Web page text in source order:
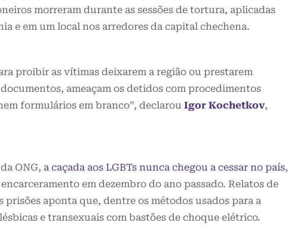
morreram durante as sessões de tortura, aplicadas
e em um local nos arredores da capital chechena.
proibir as vítimas deixarem a região ou prestarem
ameaçam os detidos com procedimentos
formulários em branco”, declarou Igor Kochetkov,
ONG, a caçada aos LGBTs nunca chegou a cessar no país,
em dezembro do ano passado. Relatos de
prisões aponta que, dentre os métodos usados para a
e transexuais com bastões de choque elétrico.